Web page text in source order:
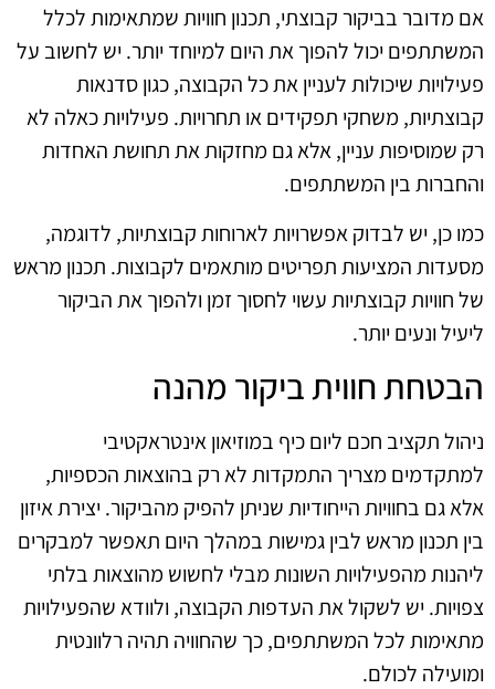
אם מדובר בביקור קבוצתי, תכנון חוויות שמתאימות לכלל
המשתתפים יכול להפוך את היום למיוחד יותר. יש לחשוב על
פעילויות שיכולות לעניין את כל הקבוצה, כגון סדנאות
קבוצתיות, משחקי תפקידים או תחרויות. פעילויות כאלה לא
רק שמוסיפות עניין, אלא גם מחזקות את תחושת האחדות
והחברות בין המשתתפים.
כמו כן, יש לבדוק אפשרויות לארוחות קבוצתיות, לדוגמה,
מסעדות המציעות תפריטים מותאמים לקבוצות. תכנון מראש
של חוויות קבוצתיות עשוי לחסוך זמן ולהפוך את הביקור
ליעיל ונעים יותר.
הבטחת חווית ביקור מהנה
ניהול תקציב חכם ליום כיף במוזיאון אינטראקטיבי
למתקדמים מצריך התמקדות לא רק בהוצאות הכספיות,
אלא גם בחוויות הייחודיות שניתן להפיק מהביקור. יצירת איזון
בין תכנון מראש לבין גמישות במהלך היום תאפשר למבקרים
ליהנות מהפעילויות השונות מבלי לחשוש מהוצאות בלתי
צפויות. יש לשקול את העדפות הקבוצה, ולוודא שהפעילויות
מתאימות לכל המשתתפים, כך שהחוויה תהיה רלוונטית
ומועילה לכולם.